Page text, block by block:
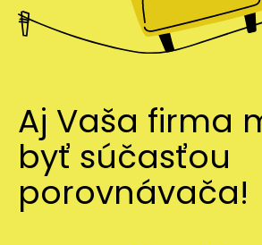
Aj Vaša firma
byť súčasťou
porovnávača!